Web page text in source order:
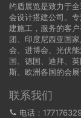
约盾展览是致力于
会设计搭建公司。
建施工，服务的客
团、印度尼西亚国
会、进博会、光伏
国
德国 、迪拜、
斯、欧洲各国的会展
联系我们
电话：